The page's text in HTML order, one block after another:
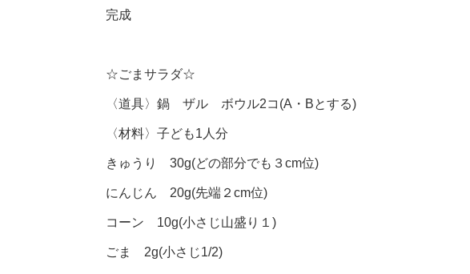
完成
☆ごまサラダ☆
〈道具〉鍋 ザル ボウル2コ(A・Bとする)
〈材料〉子ども1人分
きゅうり 30g(どの部分でも３cm位)
にんじん 20g(先端２cm位)
コーン 10g(小さじ山盛り１)
ごま 2g(小さじ1/2)